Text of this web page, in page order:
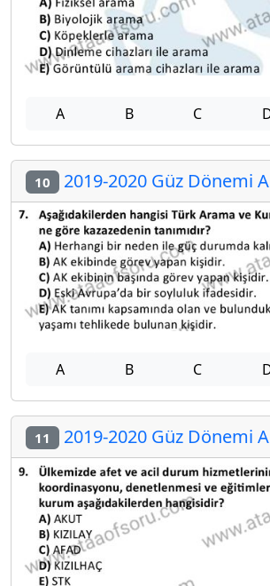
A B C
10 2019-2020 Güz Dönemi
A B C
11 2019-2020 Güz Dönemi